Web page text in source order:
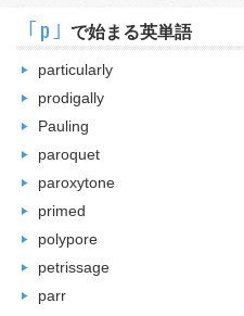
｢p｣ で始まる英単語
particularly
prodigally
Pauling
paroquet
paroxytone
primed
polypore
petrissage
parr